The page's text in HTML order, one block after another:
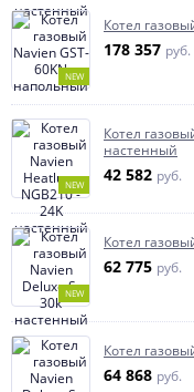
NEW
Котел
178 357 руб.
NEW
Котел
настенный
42 582 руб.
NEW
Котел
62 775 руб.
Котел
64 868 руб.